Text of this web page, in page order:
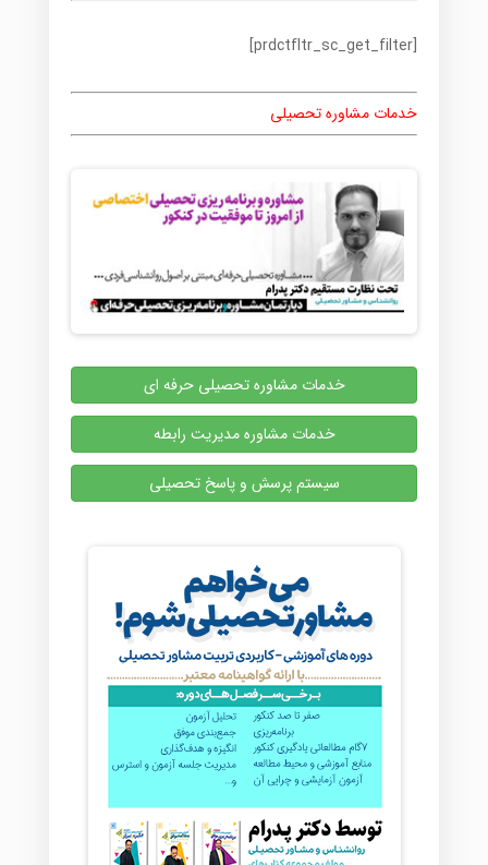
[prdctfltr_sc_get_filter]
خدمات مشاوره تحصیلی
خدمات مشاوره تحصیلی حرفه ای
خدمات مشاوره مدیریت رابطه
سیستم پرسش و پاسخ تحصیلی